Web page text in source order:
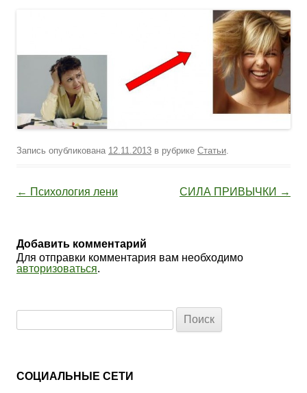
Запись опубликована 12.11.2013 в рубрике Статьи
Навигация по записям
← Психология лени СИЛА ПРИВЫЧКИ →
Добавить комментарий
Для отправки комментария вам необходимо
авторизоваться.
Найти:
СОЦИАЛЬНЫЕ СЕТИ